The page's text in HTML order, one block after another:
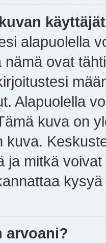
alapuolella
nämä ovat
Alapuolella
kuva on
kuva.
ja mitkä
arvoani?